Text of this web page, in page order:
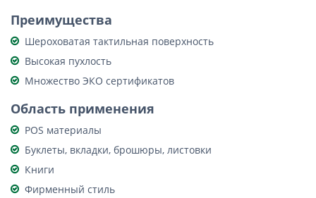
Преимущества
Шероховатая тактильная поверхность
Высокая пухлость
Множество ЭКО сертификатов
Область применения
POS материалы
Буклеты, вкладки, брошюры, листовки
Книги
Фирменный стиль